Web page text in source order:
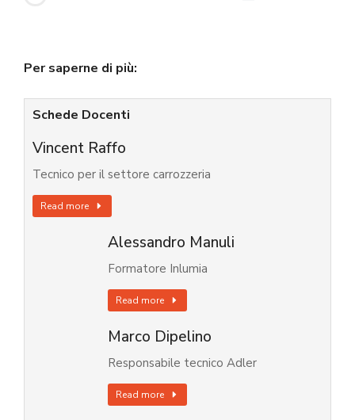
Per saperne di più:
Schede Docenti
Vincent Raffo
Tecnico per il settore carrozzeria
Read more
Alessandro Manuli
Formatore Inlumia
Read more
Marco Dipelino
Responsabile tecnico Adler
Read more